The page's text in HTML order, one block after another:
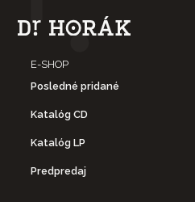
E-SHOP
Posledné pridané
Katalóg CD
Katalóg LP
Predpredaj